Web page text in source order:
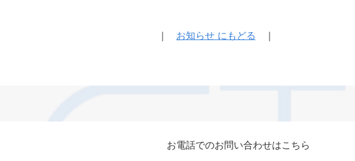
｜ お知らせ にもどる ｜
お電話でのお問い合わせはこちら